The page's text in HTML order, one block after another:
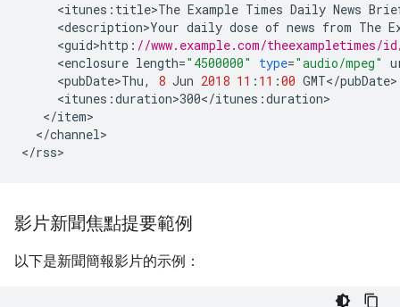
<itunes : title>The Example Times Daily News
<description>Your daily dose of news from The
<guid>http : //www.example.com/theexampletimes/
<enclosure length="4500000" type="audio/mpeg"
<pubDate>Thu, 8 Jun 2018 11 : 11 :00 GMT</pubDate
<itunes :duration>300</itunes :duration
</item
</channel>
</rss>
影片新聞焦點提要範例
以下是新聞簡報影片的示例：